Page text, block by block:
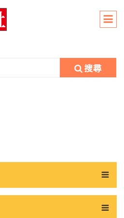
搜尋